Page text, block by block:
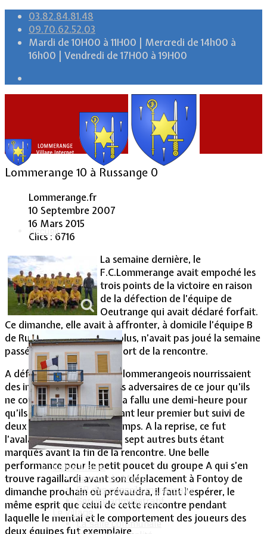
03.82.84.81.48
09.70.62.52.03
Mardi de 10H00 à 11H00 | Mercredi de 14h00 à
16h00 | Vendredi de 17H00 à 19H00
Accueil
Vie Municipale
Votre Mairie
Le mot du Maire
CR des conseils municipaux
Service administratif
Le Village
La salle communale
Lommerange 10 à Russange 0
Lommerange.fr
10 Septembre 2007
16 Mars 2015
Clics : 6716
La semaine dernière, le
F.C.Lommerange avait empoché les
trois points de la victoire en raison
de la défection de l’équipe de
Oeutrange qui avait déclaré forfait.
Ce dimanche, elle avait à affronter, à domicile l’équipe B
de Russange qui, elle non plus, n’avait pas joué la semaine
passée en obtenant un report de la rencontre.
A défaut d’inquiétude, les lommerangeois nourrissaient
des interrogations sur leurs adversaires de ce jour qu’ils
ne connaissaient pas. Il aura fallu une demi-heure pour
qu’ils se libèrent en marquant leur premier but suivi de
deux autres avant la mi-temps. A la reprise, ce fut
l’avalanche de réalisations, sept autres buts étant
marqués avant la fin de la rencontre. Une belle
performance pour le petit poucet du groupe A qui s’en
trouve ragaillardi avant son déplacement à Fontoy de
dimanche prochain où prévaudra, il faut l’espérer, le
même esprit que celui de cette rencontre pendant
laquelle le mental et le comportement des joueurs des
deux équipes fut exemplaire.